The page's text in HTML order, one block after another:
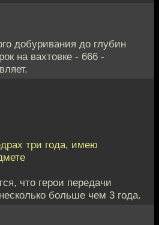
добуривания до глубин
на вахтовке - 666 -
три года, имею
что герои передачи
больше чем 3 года.